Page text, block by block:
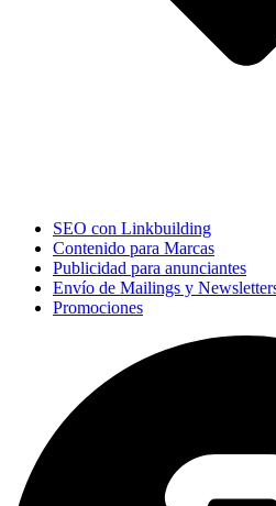
SEO con Linkbuilding
Contenido para Marcas
Publicidad para anunciantes
Envío de Mailings y
Promociones